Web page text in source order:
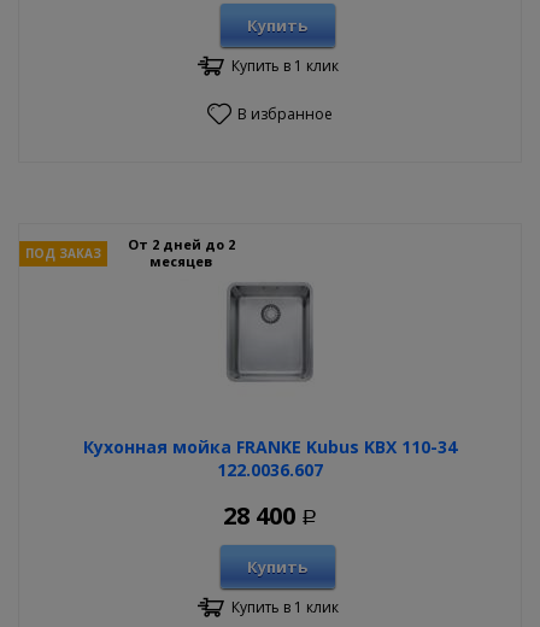
Купить
Купить в 1 клик
В избранное
Кухонная мойка FRANKE Kubus KBX 110-34
122.0036.607
ПОД ЗАКАЗ
От 2 дней до 2
месяцев
28 400 Р
Купить
Купить в 1 клик